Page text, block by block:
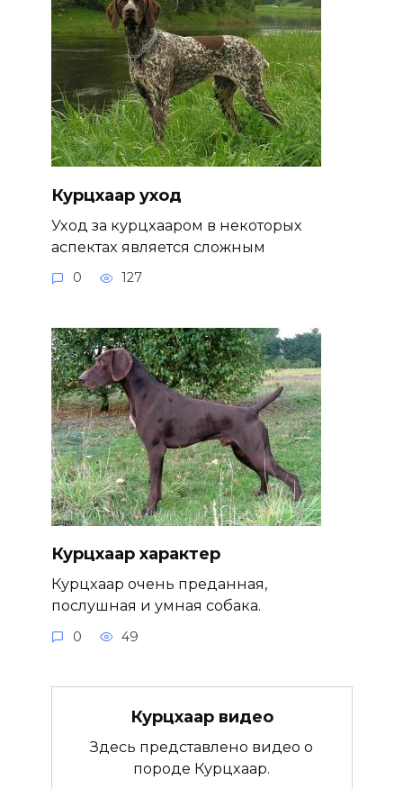
Курцхаар уход
Уход за курцхааром в некоторых
аспектах является сложным
0 127
Курцхаар характер
Курцхаар очень преданная,
послушная и умная собака.
0 49
Курцхаар видео
Здесь представлено видео о
породе Курцхаар.